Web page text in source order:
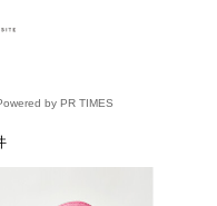
by PR TIMES